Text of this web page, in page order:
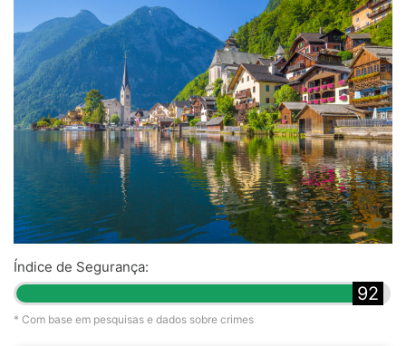
Índice de Segurança:
92
* Com base em pesquisas e dados sobre crimes